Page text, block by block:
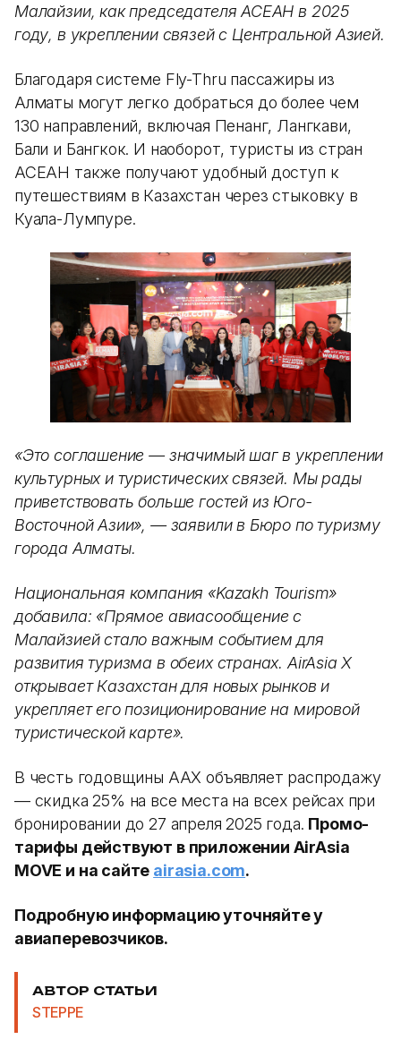
Малайзии, как председателя АСЕАН в 2025
году, в укреплении связей с Центральной Азией.
Благодаря системе Fly-Thru пассажиры из
Алматы могут легко добраться до более чем
130 направлений, включая Пенанг, Лангкави,
Бали и Бангкок. И наоборот, туристы из стран
АСЕАН также получают удобный доступ к
путешествиям в Казахстан через стыковку в
Куала-Лумпуре.
«Это соглашение — значимый шаг в укреплении
культурных и туристических связей. Мы рады
приветствовать больше гостей из Юго-
Восточной Азии», — заявили в Бюро по туризму
города Алматы.
Национальная компания «Kazakh Tourism»
добавила: «Прямое авиасообщение с
Малайзией стало важным событием для
развития туризма в обеих странах. AirAsia X
открывает Казахстан для новых рынков и
укрепляет его позиционирование на мировой
туристической карте».
В честь годовщины AAX объявляет распродажу
— скидка 25% на все места на всех рейсах при
бронировании до 27 апреля 2025 года. Промо-
тарифы действуют в приложении AirAsia
MOVE и на сайте airasia.com.
Подробную информацию уточняйте у
авиаперевозчиков.
АВТОР СТАТЬИ
STEPPE